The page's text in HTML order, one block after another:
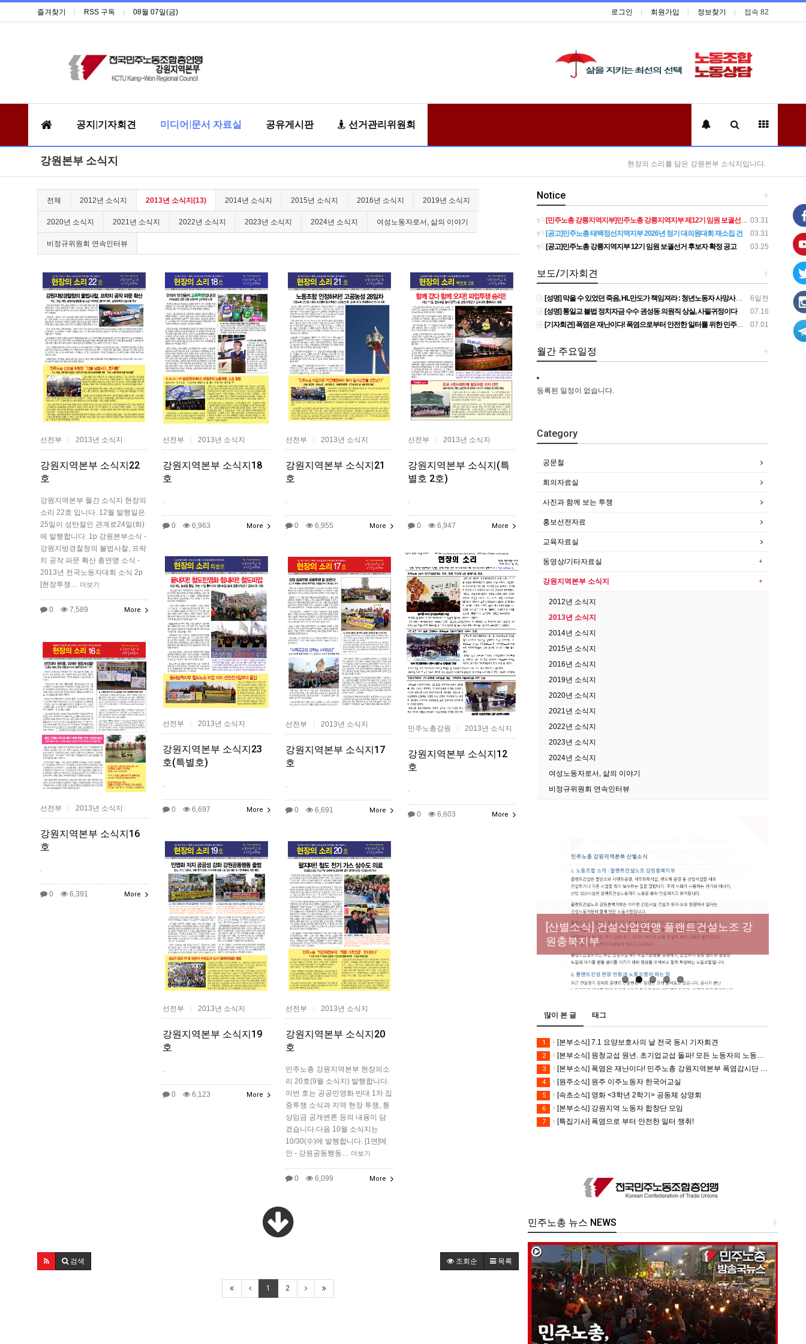
즐겨찾기 RSS 구독 08월 07일(금) 로그인 회원가입 정보찾기 접속 82
공지|기자회견 미디어|문서 자료실 공유게시판 선거관리위원회
강원본부 소식지 현장의 소리를 담은 강원본부 소식지입니다.
전체 2012년 소식지 2013년 소식지(13) 2014년 소식지 2015년 소식지 2016년 소식지 2019년 소식지
2020년 소식지 2021년 소식지 2022년 소식지 2023년 소식지 2024년 소식지 여성노동자로서, 삶의 이야기
비정규위원회 연속인터뷰
선전부 2013년 소식지
강원지역본부 소식지22
호
강원지역본부 월간 소식지 현장의
소리 22호 입니다. 12월 발행일은
25일이 성탄절인 관계로24일(화)
에 발행합니다. 1p 강원본부소식 -
강원지방경찰청의 불법사찰, 프락
치 공작 파문 확산 총연맹 소식 -
2013년 전국노동자대회 소식 2p
[현장투쟁… 더보기
0 7,589 More
선전부 | 2013년 소식지
강원지역본부 소식지18
호
.
0 6,963 More
선전부 2013년 소식지
강원지역본부 소식지21
호
.
0 6,955 More
선전부 2013년 소식지
강원지역본부 소식지(특
별호 2호)
.
0 6,947 More
선전부 2013년 소식지
강원지역본부 소식지23
호(특별호)
.
0 6,697 More
선전부 2013년 소식지
강원지역본부 소식지17
호
.
0 6,691 More
민주노총강원 | 2013년 소식지
강원지역본부 소식지12
호
.
0 6,603 More
선전부 2013년 소식지
강원지역본부 소식지16
호
.
0 6,391 More
선전부 2013년 소식지
강원지역본부 소식지19
호
.
0 6,123 More
선전부 2013년 소식지
강원지역본부 소식지20
호
민주노총 강원지역본부 현장의소
리 20호(9월 소식지) 발행합니다.
이번 호는 공공민영화 반대 1차 집
중투쟁 소식과 지역 현장 투쟁, 통
상임금 공개변론 등의 내용이 담
겼습니다.다음 10월 소식지는
10/30(수)에 발행합니다. [1면]메
인 - 강원공동행동… 더보기
0 6,099 More
조회순 목록
검색
1 2
+
Notice
03.31
[민주노총 강릉지역지부]민주노총 강릉지역지부 제12기 임원 보궐선거결과 공고
03.31
[공고]민주노총 태백정선지역지부 2026년 정기 대의원대회 재소집 건
03.25
[공고]민주노총 강릉지역지부 12기 임원 보궐선거 후보자 확정 공고
+
보도/기자회견
6일전
[성명] 막을 수 있었던 죽음, HL만도가 책임져라 : 청년노동자 사망사고의 철저한 진상규명과 재발방지 대책 마련하라
07.16
[성명] 통일교 불법 정치자금 수수 권성동 의원직 상실, 사필귀정이다
07.01
[기자회견] 폭염은 재난이다! 폭염으로부터 안전한 일터를 위한 민주노총 강원지역본부 폭염감시단 선포 기자회견
+
월간 주요일정
등록된 일정이 없습니다.
Category
공문철
회의자료실
사진과 함께 보는 투쟁
홍보선전자료
교육자료실
동영상/기타자료실
강원지역본부 소식지
2012년 소식지
2013년 소식지
2014년 소식지
2015년 소식지
2016년 소식지
2019년 소식지
2020년 소식지
2021년 소식지
2022년 소식지
2023년 소식지
2024년 소식지
여성노동자로서, 삶의 이야기
비정규위원회 연속인터뷰
[성명] 막을 수 있었던 죽음, HL만도가 책임져
라 : 청년노동자 사망사고의 철저한 진상규명
과 재발방지 대책 마련하라
[산별소식] 건설산업연맹 플랜트건설노조 강
원충북지부
[강릉,속초,원주,춘천] 폭염감시단 사업 이모저
모
[조합원☆인터뷰] 서비스연맹 전국학교비정
규직노동조합 강원지부 김유미 춘천지회장
[본부소식] 강원지역 노동자 합창단 모임
많이 본 글 태그
1 [본부소식] 7.1 요양보호사의 날 전국 동시 기자회견
2 [본부소식] 원청교섭 원년. 초기업교섭 돌파! 모든 노동자의 노동기본권 쟁취! 민주노총 7.15 총파업대회
3 [본부소식] 폭염은 재난이다! 민주노총 강원지역본부 폭염감시단 선포 기자회견
4 [원주소식] 원주 이주노동자 한국어교실
5 [속초소식] 영화 <3학년 2학기> 공동체 상영회
6 [본부소식] 강원지역 노동자 합창단 모임
7 [특집기사] 폭염으로 부터 안전한 일터 쟁취!
+
민주노총 뉴스 NEWS